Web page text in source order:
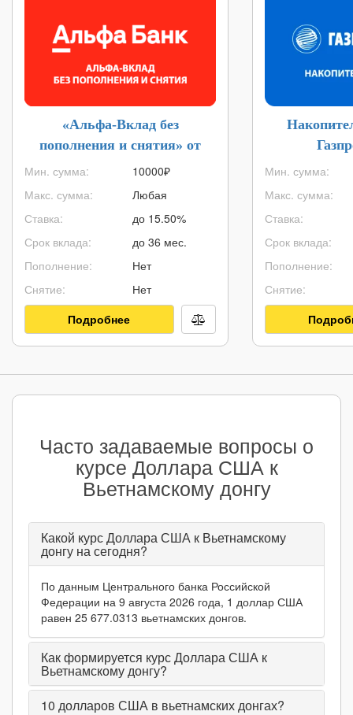
«Альфа-Вклад без
пополнения и снятия» от
Альфа-Банка
Мин. сумма:
Макс. сумма:
Ставка:
Срок вклада:
Пополнение:
Снятие:
10000₽
Любая
до 15.50%
до 36 мес.
Нет
Нет
Подробнее
Мин. сумма:
Макс. сумма:
Ставка:
Срок вклада:
Пополнение:
Снятие:
Часто задаваемые вопросы о
курсе Доллара США к
Вьетнамскому донгу
Какой курс Доллара США к Вьетнамскому
донгу на сегодня?
По данным Центрального банка Российской
Федерации на 9 августа 2026 года, 1 доллар США
равен 25 677.0313 вьетнамских донгов.
Как формируется курс Доллара США к
Вьетнамскому донгу?
10 долларов США в вьетнамских донгах?